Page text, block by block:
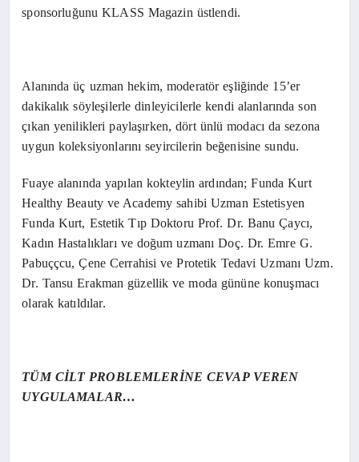
sponsorluğunu KLASS Magazin üstlendi.
Alanında üç uzman hekim, moderatör eşliğinde 15’er
dakikalık söyleşilerle dinleyicilerle kendi alanlarında son
çıkan yenilikleri paylaşırken, dört ünlü modacı da sezona
uygun koleksiyonlarını seyircilerin beğenisine sundu.
Fuaye alanında yapılan kokteylin ardından; Funda Kurt
Healthy Beauty ve Academy sahibi Uzman Estetisyen
Funda Kurt, Estetik Tıp Doktoru Prof. Dr. Banu Çaycı,
Kadın Hastalıkları ve doğum uzmanı Doç. Dr. Emre G.
Pabuççcu, Çene Cerrahisi ve Protetik Tedavi Uzmanı Uzm.
Dr. Tansu Erakman güzellik ve moda gününe konuşmacı
olarak katıldılar.
TÜM CİLT PROBLEMLERİNE CEVAP VEREN
UYGULAMALAR…